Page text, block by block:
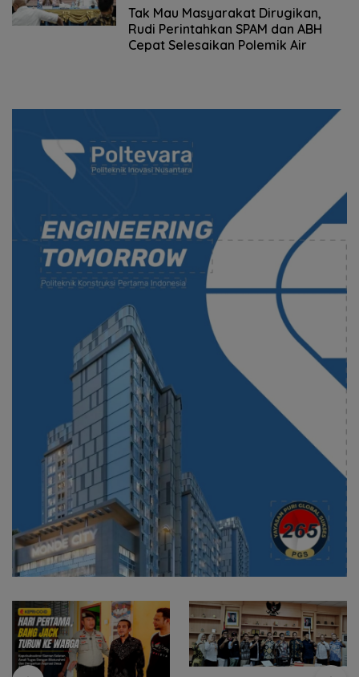
Tak Mau Masyarakat Dirugikan,
Rudi Perintahkan SPAM dan ABH
Cepat Selesaikan Polemik Air